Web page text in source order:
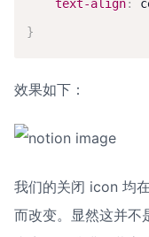
text-align:
}
效果如下：
我们的关闭 icon 均
而改变。显然这并不